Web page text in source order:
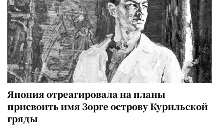
Япония отреагировала на планы
присвоить имя Зорге острову Курильской
гряды